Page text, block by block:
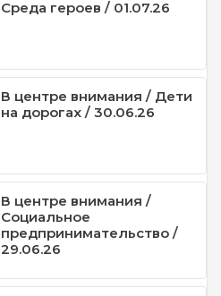
Среда героев / 01.07.26
В центре внимания / Дети
на дорогах / 30.06.26
В центре внимания /
Социальное
предпринимательство /
29.06.26